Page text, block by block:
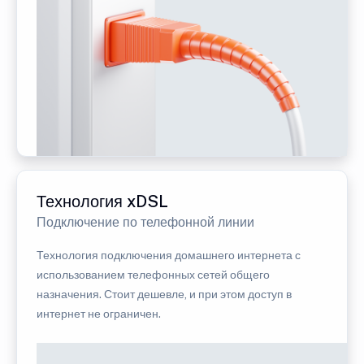
Технология xDSL
Подключение по телефонной линии
Технология подключения домашнего интернета с
использованием телефонных сетей общего
назначения. Стоит дешевле, и при этом доступ в
интернет не ограничен.